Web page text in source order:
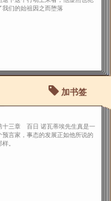
我们的始祖因之而堕落
加书签
十三章 百日 诺瓦蒂埃先生真是一
预言家，事态的发展正如他所说的
样。